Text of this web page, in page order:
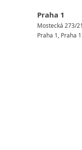
Praha 1
Mostecká 273/
Praha 1, Praha 1